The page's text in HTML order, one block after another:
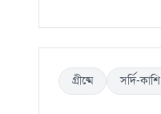
গ্রীষ্মে সর্দি-কাশি